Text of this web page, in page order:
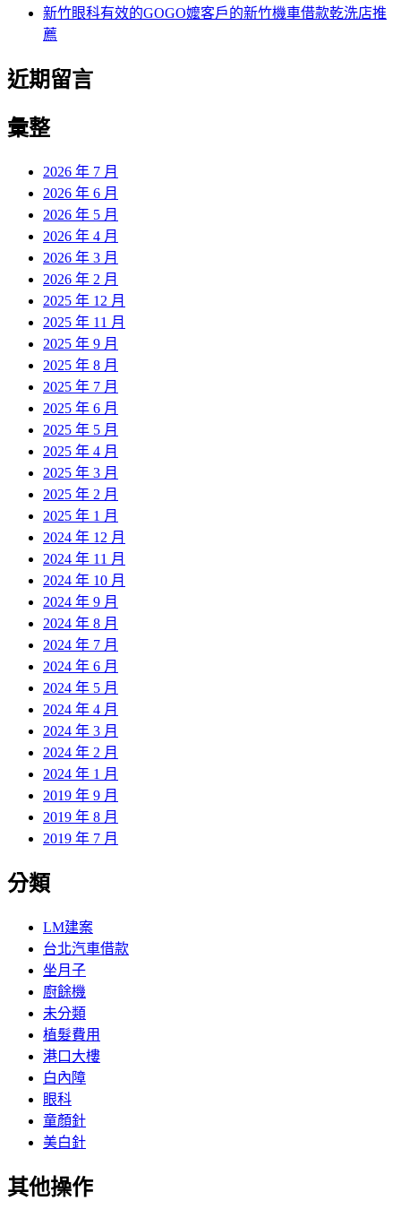
新竹眼科有效的GOGO嬤客戶的新竹機車借款乾洗店推
薦
近期留言
彙整
2026 年 7 月
2026 年 6 月
2026 年 5 月
2026 年 4 月
2026 年 3 月
2026 年 2 月
2025 年 12 月
2025 年 11 月
2025 年 9 月
2025 年 8 月
2025 年 7 月
2025 年 6 月
2025 年 5 月
2025 年 4 月
2025 年 3 月
2025 年 2 月
2025 年 1 月
2024 年 12 月
2024 年 11 月
2024 年 10 月
2024 年 9 月
2024 年 8 月
2024 年 7 月
2024 年 6 月
2024 年 5 月
2024 年 4 月
2024 年 3 月
2024 年 2 月
2024 年 1 月
2019 年 9 月
2019 年 8 月
2019 年 7 月
分類
LM建案
台北汽車借款
坐月子
廚餘機
未分類
植髮費用
港口大樓
白內障
眼科
童顏針
美白針
其他操作